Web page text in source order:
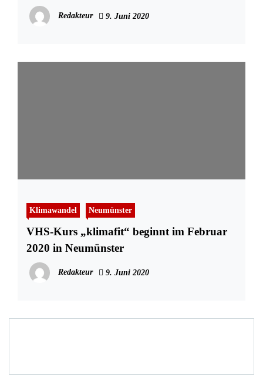
Redakteur 9. Juni 2020
Klimawandel Neumünster
VHS-Kurs „klimafit“ beginnt im Februar
2020 in Neumünster
Redakteur 9. Juni 2020